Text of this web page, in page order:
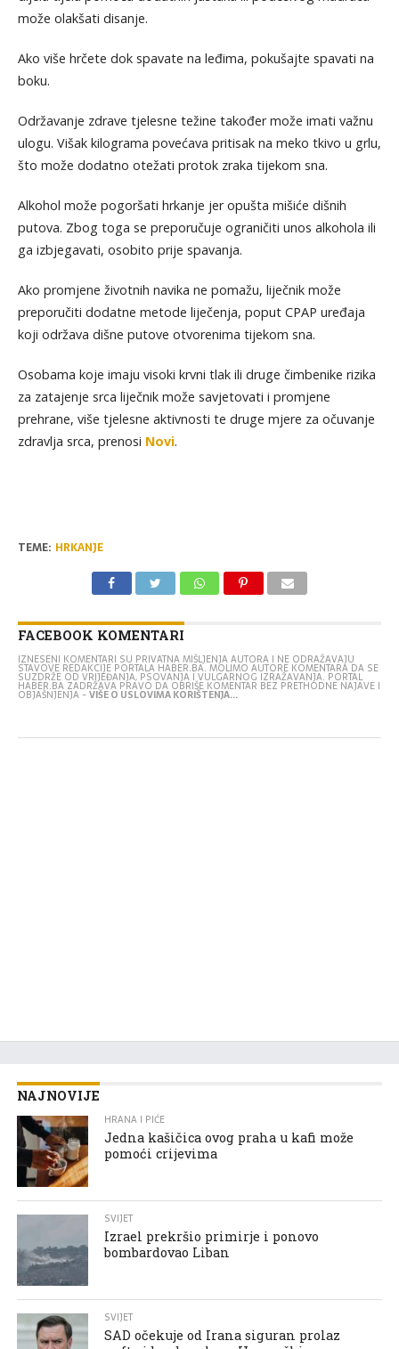
može olakšati disanje.
Ako više hrčete dok spavate na leđima, pokušajte spavati na
boku.
Održavanje zdrave tjelesne težine također može imati važnu
ulogu. Višak kilograma povećava pritisak na meko tkivo u grlu,
što može dodatno otežati protok zraka tijekom sna.
Alkohol može pogoršati hrkanje jer opušta mišiće dišnih
putova. Zbog toga se preporučuje ograničiti unos alkohola ili
ga izbjegavati, osobito prije spavanja.
Ako promjene životnih navika ne pomažu, liječnik može
preporučiti dodatne metode liječenja, poput CPAP uređaja
koji održava dišne putove otvorenima tijekom sna.
Osobama koje imaju visoki krvni tlak ili druge čimbenike rizika
za zatajenje srca liječnik može savjetovati i promjene
prehrane, više tjelesne aktivnosti te druge mjere za očuvanje
zdravlja srca, prenosi Novi.
TEME: HRKANJE
FACEBOOK KOMENTARI
IZNESENI KOMENTARI SU PRIVATNA MIŠLJENJA AUTORA I NE ODRAŽAVAJU
STAVOVE REDAKCIJE PORTALA HABER.BA. MOLIMO AUTORE KOMENTARA DA SE
SUZDRŽE OD VRIJEĐANJA, PSOVANJA I VULGARNOG IZRAŽAVANJA. PORTAL
HABER.BA ZADRŽAVA PRAVO DA OBRIŠE KOMENTAR BEZ PRETHODNE NAJAVE I
OBJAŠNJENJA -VIŠE O USLOVIMA KORIŠTENJA...
NAJNOVIJE
HRANA I PIĆE
Jedna kašičica ovog praha u kafi može
pomoći crijevima
SVIJET
Izrael prekršio primirje i ponovo
bombardovao Liban
SVIJET
SAD očekuje od Irana siguran prolaz